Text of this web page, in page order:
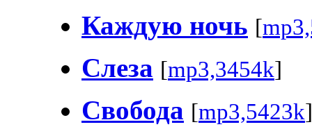
Каждую ночь [
Слеза [mp3,3454k]
Свобода [mp3,5423k]